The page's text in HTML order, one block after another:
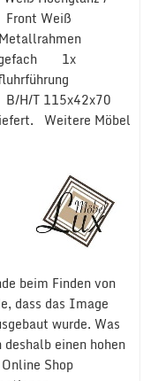
Weiß
1x
H/T 115x42x70
Weitere Möbel
beim Finden von
dass das Image
wurde. Was
einen hohen
Shop